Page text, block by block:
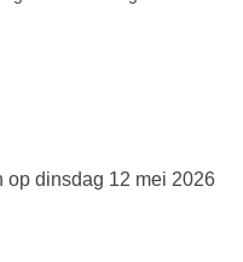
op dinsdag 12 mei 2026